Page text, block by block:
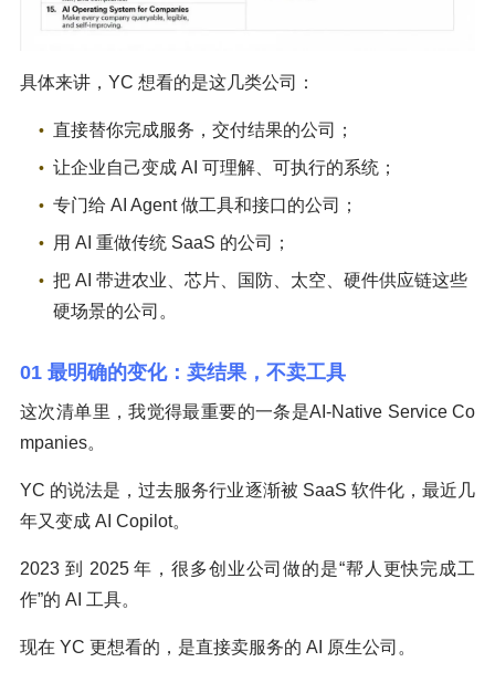
具体来讲，YC 想看的是这几类公司：
直接替你完成服务，交付结果的公司；
让企业自己变成 AI 可理解、可执行的系统；
专门给 AI Agent 做工具和接口的公司；
用 AI 重做传统 SaaS 的公司；
把 AI 带进农业、芯片、国防、太空、硬件供应链这些
硬场景的公司。
01 最明确的变化：卖结果，不卖工具
这次清单里，我觉得最重要的一条是AI-Native Service Co
mpanies。
YC 的说法是，过去服务行业逐渐被 SaaS 软件化，最近几
年又变成 AI Copilot。
2023 到 2025 年，很多创业公司做的是“帮人更快完成工
作”的 AI 工具。
现在 YC 更想看的，是直接卖服务的 AI 原生公司。